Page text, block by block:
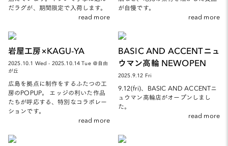
だラグが、期間限定で入荷します。
read more
が自慢です。
read more
岩屋工房×KAGU-YA
2025.10.1 Wed - 2025.10.14 Tue ＠自由
が丘
広島を拠点に制作をするふたつの工
房のPOPUP。 エッジの利いた作品
たちが呼応する、特別なコラボレー
ションです。
read more
BASIC AND ACCENTニュ
ウマン高輪 NEWOPEN
2025.9.12 Fri
9.12(fri)、BASIC AND ACCENTニ
ュウマン高輪店がオープンしまし
た。
read more